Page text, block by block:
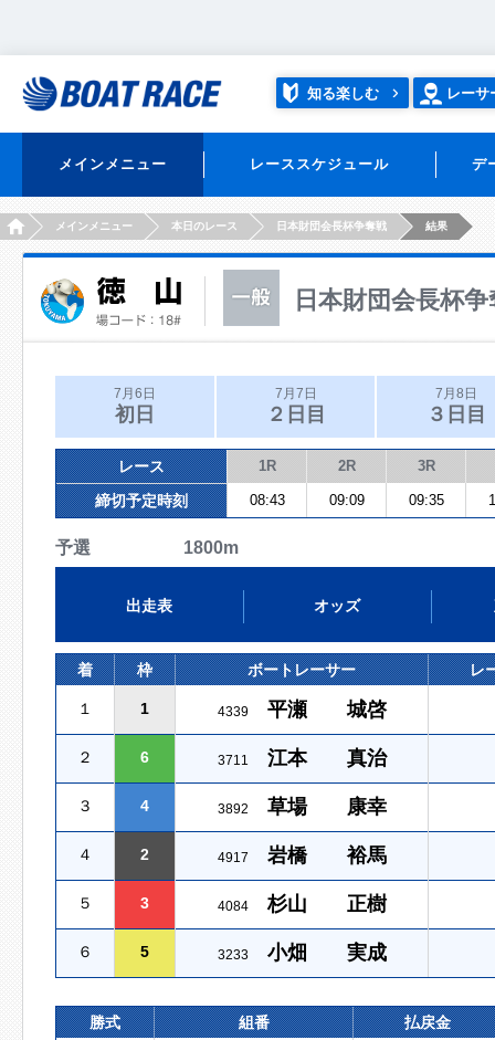
知る楽しむ レーサ
メインメニュー レーススケジュール デ
HOMEメインメニュー 本日のレース 日本財団会長杯争奪戦 結果
日本財団会長杯
7月6日
初日
7月7日
２日目
7月8日
３日目
レース 1R 2R 3R
締切予定時刻 08:43 09:09 09:35
予選 1800m
出走表 オッズ
着 枠 ボートレーサー レ
１ 1 4339 平瀬 城啓
２ 6 3711 江本 真治
３ 4 3892 草場 康幸
４ 2 4917 岩橋 裕馬
５ 3 4084 杉山 正樹
６ 5 3233 小畑 実成
勝式 組番 払戻金